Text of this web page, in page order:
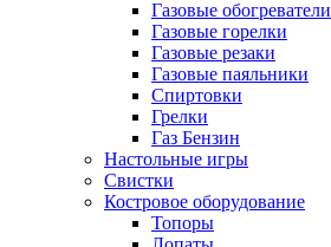
Газовые обогреватели
Газовые горелки
Газовые резаки
Газовые паяльники
Спиртовки
Грелки
Газ Бензин
Настольные игры
Свистки
Костровое оборудование
Топоры